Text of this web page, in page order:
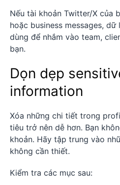
Nếu tài khoản Twitter/X của
hoặc business messages,
dùng để nhắm vào team,
bạn.
Dọn dẹp
information
Xóa những chi tiết trong
tiêu trở nên dễ hơn. Bạn
khoản. Hãy tập trung vào
không cần thiết.
Kiểm tra các mục sau: